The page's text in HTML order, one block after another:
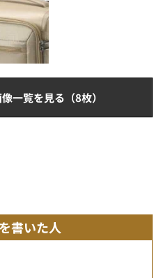
一覧を見る（8枚）
書いた人